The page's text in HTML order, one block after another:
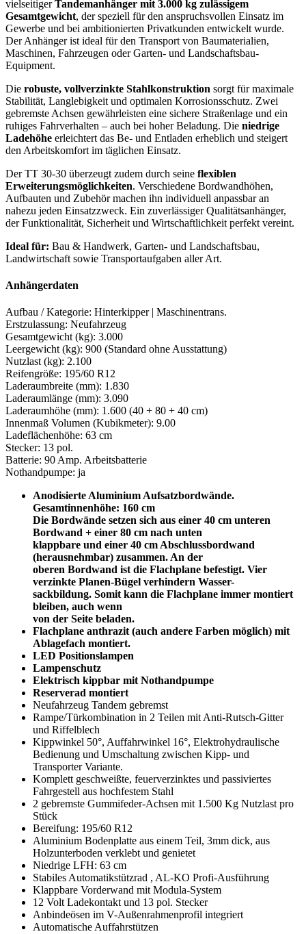
vielseitigerTandemanhänger mit 3.000 kg zulässigem
Gesamtgewicht, der speziell für den anspruchsvollen Einsatz im
Gewerbe und bei ambitionierten Privatkunden entwickelt wurde.
Der Anhänger ist ideal für den Transport von Baumaterialien,
Maschinen, Fahrzeugen oder Garten- und Landschaftsbau-
Equipment.
Die robuste, vollverzinkte Stahlkonstruktion sorgt für maximale
Stabilität, Langlebigkeit und optimalen Korrosionsschutz. Zwei
gebremste Achsen gewährleisten eine sichere Straßenlage und ein
ruhiges Fahrverhalten – auch bei hoher Beladung. Die niedrige
Ladehöhe erleichtert das Be- und Entladen erheblich und steigert
den Arbeitskomfort im täglichen Einsatz.
Der TT 30-30 überzeugt zudem durch seine flexiblen
Erweiterungsmöglichkeiten. Verschiedene Bordwandhöhen,
Aufbauten und Zubehör machen ihn individuell anpassbar an
nahezu jeden Einsatzzweck. Ein zuverlässiger Qualitätsanhänger,
der Funktionalität, Sicherheit und Wirtschaftlichkeit perfekt vereint.
Ideal für: Bau & Handwerk, Garten- und Landschaftsbau,
Landwirtschaft sowie Transportaufgaben aller Art.
Anhängerdaten
Aufbau / Kategorie: Hinterkipper | Maschinentrans.
Erstzulassung: Neufahrzeug
Gesamtgewicht (kg): 3.000
Leergewicht (kg): 900 (Standard ohne Ausstattung)
Nutzlast (kg): 2.100
Reifengröße: 195/60 R12
Laderaumbreite (mm): 1.830
Laderaumlänge (mm): 3.090
Laderaumhöhe (mm): 1.600 (40 + 80 + 40 cm)
Innenmaß Volumen (Kubikmeter): 9.00
Ladeflächenhöhe: 63 cm
Stecker: 13 pol.
Batterie: 90 Amp. Arbeitsbatterie
Nothandpumpe: ja
Anodisierte Aluminium Aufsatzbordwände.
Gesamtinnenhöhe: 160 cm
Die Bordwände setzen sich aus einer 40 cm unteren
Bordwand + einer 80 cm nach unten
klappbare und einer 40 cm Abschlussbordwand
(herausnehmbar) zusammen. An der
oberen Bordwand ist die Flachplane befestigt. Vier
verzinkte Planen-Bügel verhindern Wasser-
sackbildung. Somit kann die Flachplane immer montiert
bleiben, auch wenn
von der Seite beladen.
Flachplane anthrazit (auch andere Farben möglich) mit
Ablagefach montiert.
LED Positionslampen
Lampenschutz
Elektrisch kippbar mit Nothandpumpe
Reserverad montiert
Neufahrzeug Tandem gebremst
Rampe/Türkombination in 2 Teilen mit Anti-Rutsch-Gitter
und Riffelblech
Kippwinkel 50°, Auffahrwinkel 16°, Elektrohydraulische
Bedienung und Umschaltung zwischen Kipp- und
Transporter Variante.
Komplett geschweißte, feuerverzinktes und passiviertes
Fahrgestell aus hochfestem Stahl
2 gebremste Gummifeder-Achsen mit 1.500 Kg Nutzlast pro
Stück
Bereifung: 195/60 R12
Aluminium Bodenplatte aus einem Teil, 3mm dick, aus
Holzunterboden verklebt und genietet
Niedrige LFH: 63 cm
Stabiles Automatikstützrad , AL-KO Profi-Ausführung
Klappbare Vorderwand mit Modula-System
12 Volt Ladekontakt und 13 pol. Stecker
Anbindeösen im V-Außenrahmenprofil integriert
Automatische Auffahrstützen